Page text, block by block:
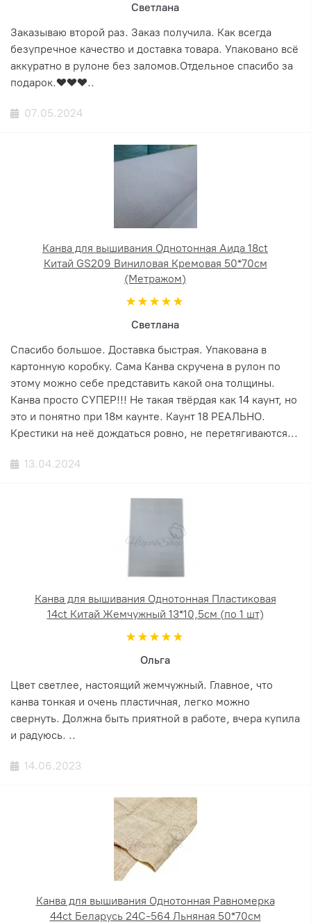
Светлана
Заказываю второй раз. Заказ получила. Как всегда
безупречное качество и доставка товара. Упаковано всё
аккуратно в рулоне без заломов.Отдельное спасибо за
подарок.❤️❤️❤️..
07.05.2024
Канва для вышивания Однотонная Аида 18ct
Китай GS209 Виниловая Кремовая 50*70см
(Метражом)
Светлана
Спасибо большое. Доставка быстрая. Упакована в
картонную коробку. Сама Канва скручена в рулон по
этому можно себе представить какой она толщины.
Канва просто СУПЕР!!! Не такая твёрдая как 14 каунт, но
это и понятно при 18м каунте. Каунт 18 РЕАЛЬНО.
Крестики на неё дождаться ровно, не перетягиваются...
13.04.2024
Канва для вышивания Однотонная Пластиковая
14ct Китай Жемчужный 13*10,5см (по 1 шт)
Ольга
Цвет светлее, настоящий жемчужный. Главное, что
канва тонкая и очень пластичная, легко можно
свернуть. Должна быть приятной в работе, вчера купила
и радуюсь. ..
14.06.2023
Канва для вышивания Однотонная Равномерка
44ct Беларусь 24С-564 Льняная 50*70см